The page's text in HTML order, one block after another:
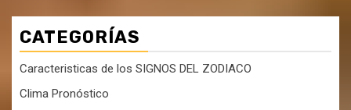
CATEGORÍAS
Caracteristicas de los SIGNOS DEL ZODIACO
Clima Pronóstico